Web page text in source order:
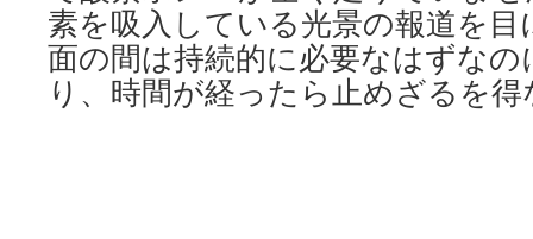
素を吸入している光景の報道を
面の間は持続的に必要なはずな
り、時間が経ったら止めざるを